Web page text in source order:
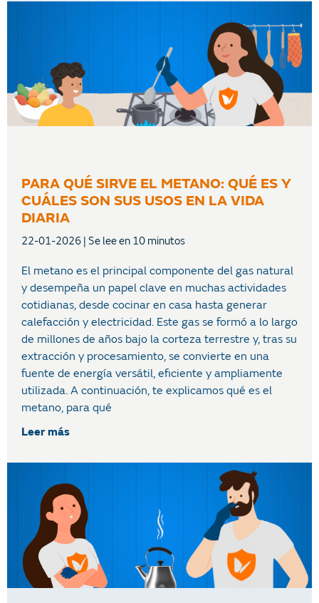
PARA QUÉ SIRVE EL METANO: QUÉ ES Y
CUÁLES SON SUS USOS EN LA VIDA
DIARIA
22-01-2026
El metano es el principal componente del gas natural
y desempeña un papel clave en muchas actividades
cotidianas, desde cocinar en casa hasta generar
calefacción y electricidad. Este gas se formó a lo largo
de millones de años bajo la corteza terrestre y, tras su
extracción y procesamiento, se convierte en una
fuente de energía versátil, eficiente y ampliamente
utilizada. A continuación, te explicamos qué es el
metano, para qué
Leer más